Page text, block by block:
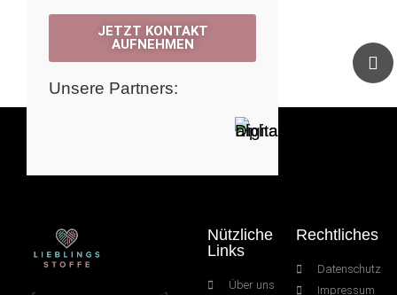
JETZT KONTAKT
AUFNEHMEN
Unsere Partners:
Nützliche
Links
Über uns
Rechtliches
Datenschutz
Impressum